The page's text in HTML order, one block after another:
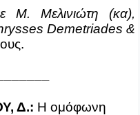
Μ. Μελινιώτη (κα),
Demetriades &
Δ.: Η ομόφωνη